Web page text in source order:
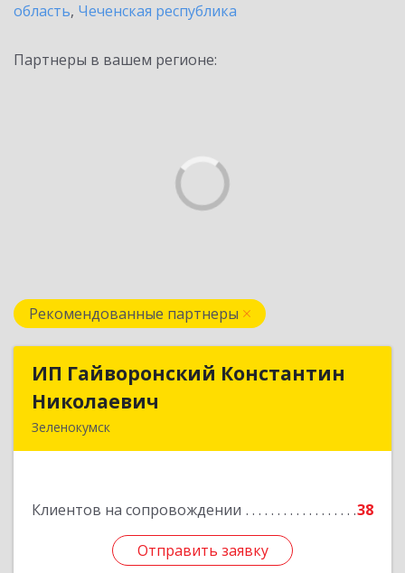
область, Чеченская республика
Партнеры в вашем регионе:
Рекомендованные партнеры
ИП Гайворонский Константин
Николаевич
Зеленокумск
Клиентов на сопровождении 38
Отправить заявку
ИП Гайворонский Константин
Подробнее
Отправить заявку